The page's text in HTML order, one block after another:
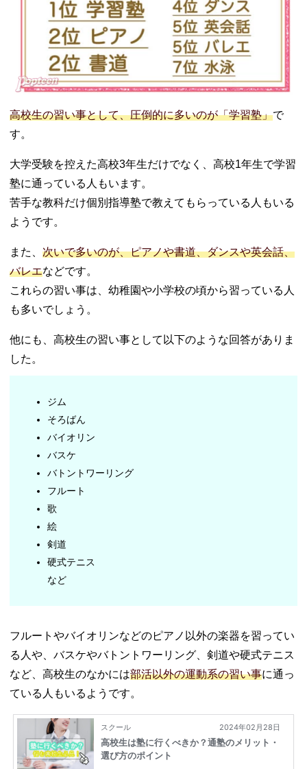
高校生の習い事として、圧倒的に多いのが「学習塾」で
す。
大学受験を控えた高校3年生だけでなく、高校1年生で学習
塾に通っている人もいます。
苦手な教科だけ個別指導塾で教えてもらっている人もいる
ようです。
また、 次いで多いのが、ピアノや書道、ダンスや英会話、
バレエなどです。
これらの習い事は、幼稚園や小学校の頃から習っている人
も多いでしょう。
他にも、高校生の習い事として以下のような回答がありま
した。
ジム
そろばん
バイオリン
バスケ
バトントワーリング
フルート
歌
絵
剣道
硬式テニス
など
フルートやバイオリンなどのピアノ以外の楽器を習ってい
る人や、バスケやバトントワーリング、剣道や硬式テニス
など、高校生のなかには部活以外の運動系の習い事に通っ
ている人もいるようです。